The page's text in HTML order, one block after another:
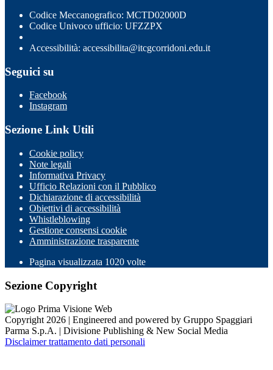
Codice Meccanografico: MCTD02000D
Codice Univoco ufficio: UFZZPX
Accessibilità: accessibilita@itcgcorridoni.edu.it
Seguici su
Facebook
Instagram
Sezione Link Utili
Cookie policy
Note legali
Informativa Privacy
Ufficio Relazioni con il Pubblico
Dichiarazione di accessibilità
Obiettivi di accessibilità
Whistleblowing
Gestione consensi cookie
Amministrazione trasparente
Pagina visualizzata 1020 volte
Sezione Copyright
Copyright 2026 | Engineered and powered by Gruppo Spaggiari
Parma S.p.A. | Divisione Publishing & New Social Media
Disclaimer trattamento dati personali